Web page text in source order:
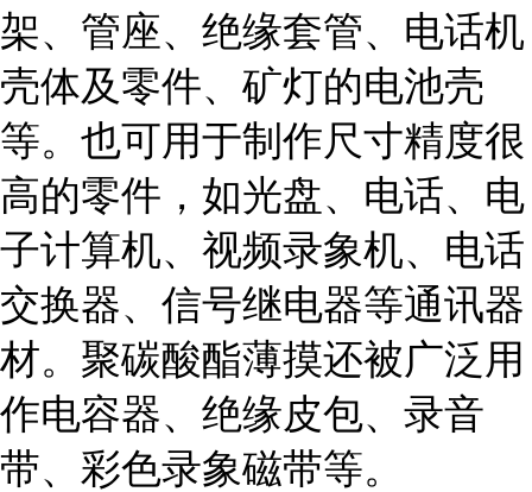
架、管座、绝缘套管、电话机
壳体及零件、矿灯的电池壳
等。也可用于制作尺寸精度很
高的零件，如光盘、电话、电
子计算机、视频录象机、电话
交换器、信号继电器等通讯器
材。聚碳酸酯薄摸还被广泛用
作电容器、绝缘皮包、录音
带、彩色录象磁带等。